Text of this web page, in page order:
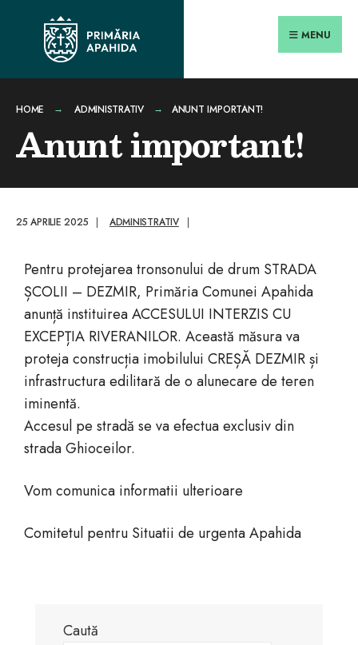
MENU
HOME ADMINISTRATIV ANUNT IMPORTANT!
Anunt important!
25 APRILIE 2025 | ADMINISTRATIV |
Pentru protejarea tronsonului de drum STRADA
ȘCOLII – DEZMIR, Primăria Comunei Apahida
anunță instituirea ACCESULUI INTERZIS CU
EXCEPȚIA RIVERANILOR. Această măsura va
proteja construcția imobilului CREȘĂ DEZMIR și
infrastructura edilitară de o alunecare de teren
iminentă.
Accesul pe stradă se va efectua exclusiv din
strada Ghioceilor.
Vom comunica informatii ulterioare
Comitetul pentru Situatii de urgenta Apahida
Caută